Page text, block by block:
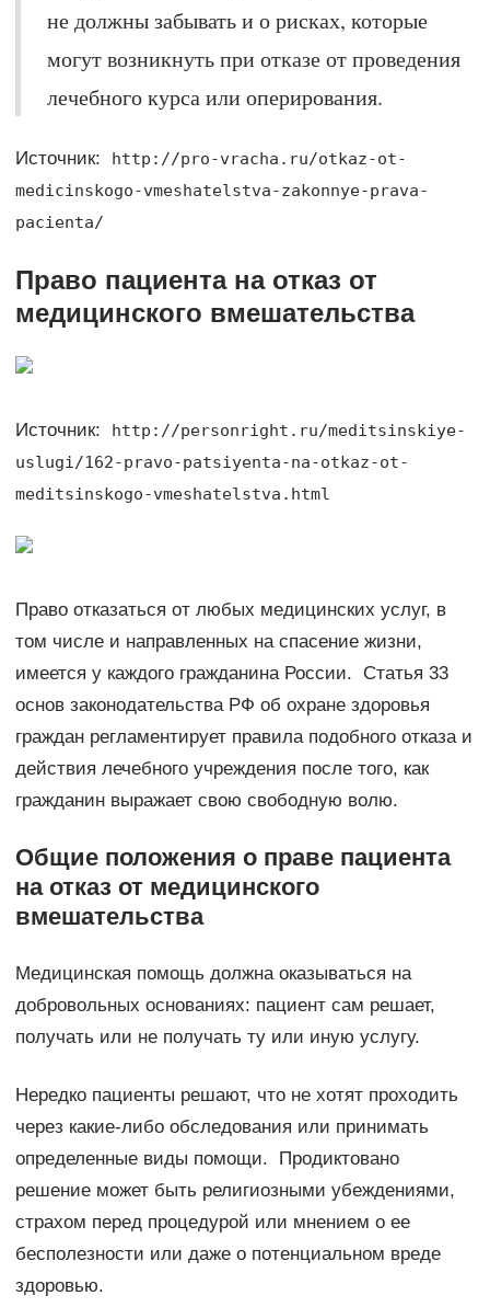
не должны забывать и о рисках, которые
могут возникнуть при отказе от проведения
лечебного курса или оперирования.
Источник:
http://pro-vracha.ru/otkaz-ot-
medicinskogo-vmeshatelstva-zakonnye-prava-
pacienta/
Право пациента на отказ от
медицинского вмешательства
Источник:
http://personright.ru/meditsinskiye-
uslugi/162-pravo-patsiyenta-na-otkaz-ot-
meditsinskogo-vmeshatelstva.html
Право отказаться от любых медицинских услуг, в
том числе и направленных на спасение жизни,
имеется у каждого гражданина России. Статья 33
основ законодательства РФ об охране здоровья
граждан регламентирует правила подобного отказа и
действия лечебного учреждения после того, как
гражданин выражает свою свободную волю.
Общие положения о праве пациента
на отказ от медицинского
вмешательства
Медицинская помощь должна оказываться на
добровольных основаниях: пациент сам решает,
получать или не получать ту или иную услугу.
Нередко пациенты решают, что не хотят проходить
через какие-либо обследования или принимать
определенные виды помощи. Продиктовано
решение может быть религиозными убеждениями,
страхом перед процедурой или мнением о ее
бесполезности или даже о потенциальном вреде
здоровью.